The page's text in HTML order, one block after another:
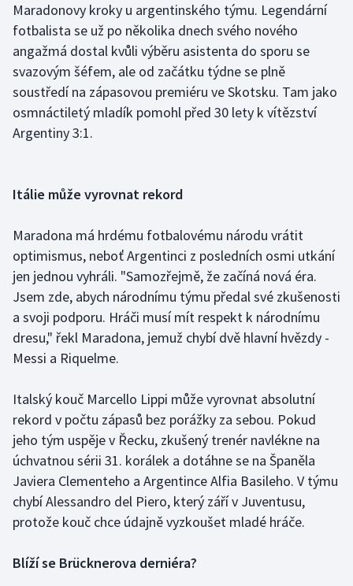
Plážový volejbal
Ragby
Rychlobruslení
Rychlostní kanoistika
Sportovní střelba
Stolní tenis
Triatlon
Veslování
Vodní slalom
Volejbal
Ostatní
Maradonovy kroky u argentinského týmu. Legendární
fotbalista se už po několika dnech svého nového
angažmá dostal kvůli výběru asistenta do sporu se
svazovým šéfem, ale od začátku týdne se plně
soustředí na zápasovou premiéru ve Skotsku. Tam jako
osmnáctiletý mladík pomohl před 30 lety k vítězství
Argentiny 3:1.
Itálie může vyrovnat rekord
Maradona má hrdému fotbalovému národu vrátit
optimismus, neboť Argentinci z posledních osmi utkání
jen jednou vyhráli. "Samozřejmě, že začíná nová éra.
Jsem zde, abych národnímu týmu předal své zkušenosti
a svoji podporu. Hráči musí mít respekt k národnímu
dresu," řekl Maradona, jemuž chybí dvě hlavní hvězdy -
Messi a Riquelme.
Italský kouč Marcello Lippi může vyrovnat absolutní
rekord v počtu zápasů bez porážky za sebou. Pokud
jeho tým uspěje v Řecku, zkušený trenér navlékne na
úchvatnou sérii 31. korálek a dotáhne se na Španěla
Javiera Clementeho a Argentince Alfia Basileho. V týmu
chybí Alessandro del Piero, který září v Juventusu,
protože kouč chce údajně vyzkoušet mladé hráče.
Blíží se Brücknerova derniéra?